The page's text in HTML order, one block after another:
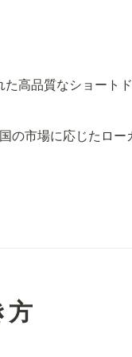
高品質なショート
の市場に応じたロ
方